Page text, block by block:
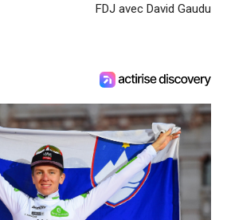
FDJ avec David Gaudu